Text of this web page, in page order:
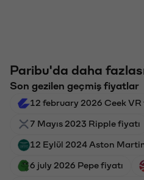
Paribu'da daha
Son gezilen geçmiş fiyatlar
12 february 2026 Ceek VR
7 Mayıs 2023 Ripple fiyatı
12 Eylül 2024 Aston
6 july 2026 Pepe fiyatı